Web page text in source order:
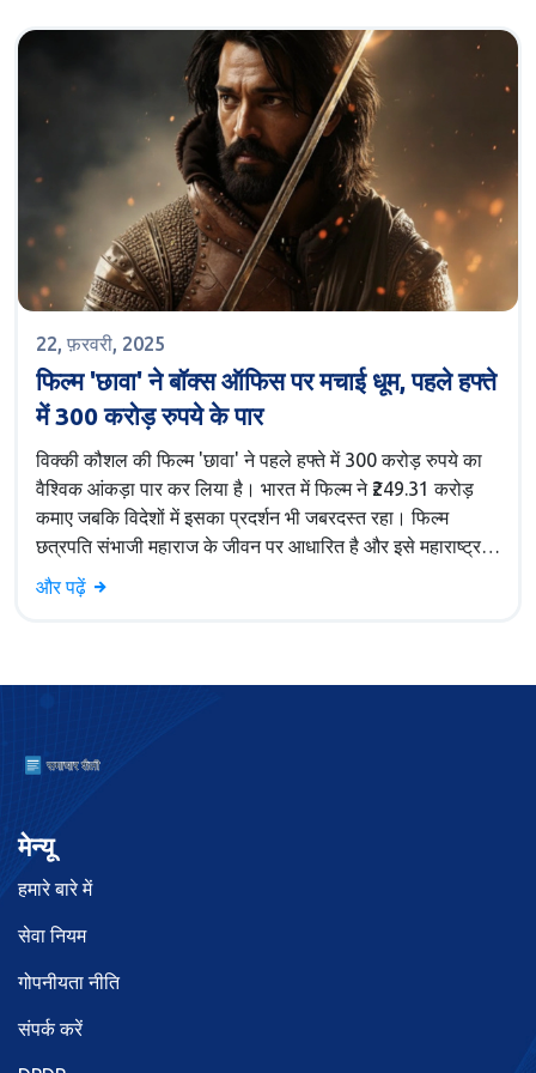
22, फ़रवरी, 2025
फिल्म 'छावा' ने बॉक्स ऑफिस पर मचाई धूम, पहले हफ्ते
में 300 करोड़ रुपये के पार
विक्की कौशल की फिल्म 'छावा' ने पहले हफ्ते में 300 करोड़ रुपये का
वैश्विक आंकड़ा पार कर लिया है। भारत में फिल्म ने ₹249.31 करोड़
कमाए जबकि विदेशों में इसका प्रदर्शन भी जबरदस्त रहा। फिल्म
छत्रपति संभाजी महाराज के जीवन पर आधारित है और इसे महाराष्ट्र में
खासा पसंद किया जा रहा है।
और पढ़ें
मेन्यू
हमारे बारे में
सेवा नियम
गोपनीयता नीति
संपर्क करें